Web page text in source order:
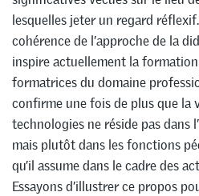
lesquelles jeter un regard
cohérence de l’approche de la
inspire actuellement la
formatrices du domaine
confirme une fois de plus que la
technologies ne réside pas dans
mais plutôt dans les fonctions
qu’il assume dans le cadre des
Essayons d’illustrer ce propos